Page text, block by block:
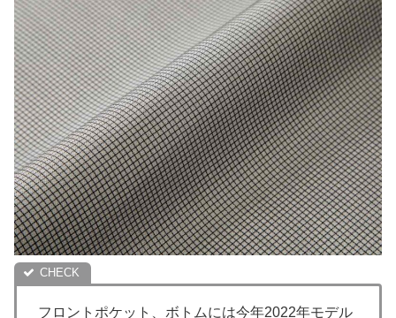
フロントポケット、ボトムには今年2022年モデル